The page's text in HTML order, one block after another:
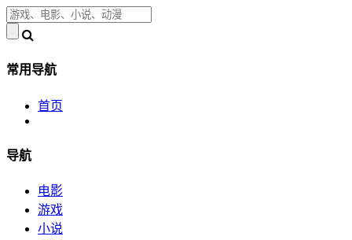
常用导航
首页
导航
电影
游戏
小说